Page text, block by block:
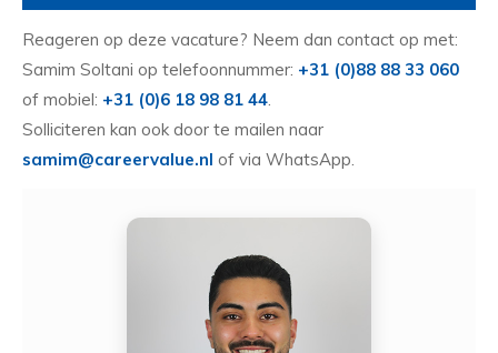
Reageren op deze vacature? Neem dan contact op met:
Samim Soltani op telefoonnummer: +31 (0)88 88 33 060
of mobiel: +31 (0)6 18 98 81 44.
Solliciteren kan ook door te mailen naar
samim@careervalue.nl of via WhatsApp.